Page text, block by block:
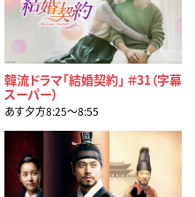
韓流ドラマ「結婚契約」 ＃31（字幕
スーパー）
あす夕方8:25〜8:55